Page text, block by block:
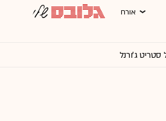
אורח
סטריט ג'ורנל